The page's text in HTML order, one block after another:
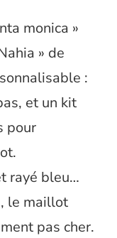
monica »
» de
:
et un kit
pour
rayé bleu…
le maillot
pas cher.